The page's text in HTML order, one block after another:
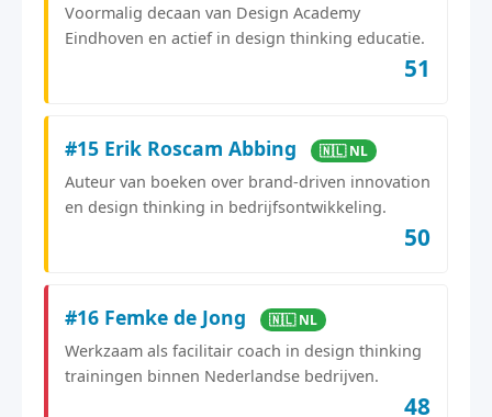
Voormalig decaan van Design Academy
Eindhoven en actief in design thinking educatie.
51
#15 Erik Roscam Abbing 🇳🇱 NL
Auteur van boeken over brand-driven innovation
en design thinking in bedrijfsontwikkeling.
50
#16 Femke de Jong 🇳🇱 NL
Werkzaam als facilitair coach in design thinking
trainingen binnen Nederlandse bedrijven.
48